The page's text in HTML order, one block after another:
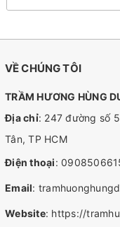
VỀ CHÚNG TÔI
TRẦM HƯƠNG HÙNG
Địa chỉ: 247 đường số
Tân, TP HCM
Điện thoại:
Email:
Website: https://